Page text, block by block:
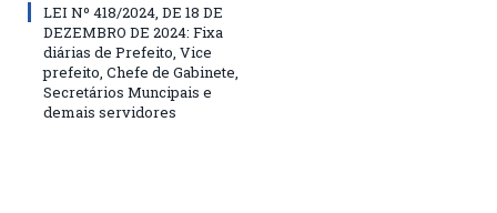
LEI Nº 418/2024, DE 18 DE
DEZEMBRO DE 2024: Fixa
diárias de Prefeito, Vice
prefeito, Chefe de Gabinete,
Secretários Muncipais e
demais servidores